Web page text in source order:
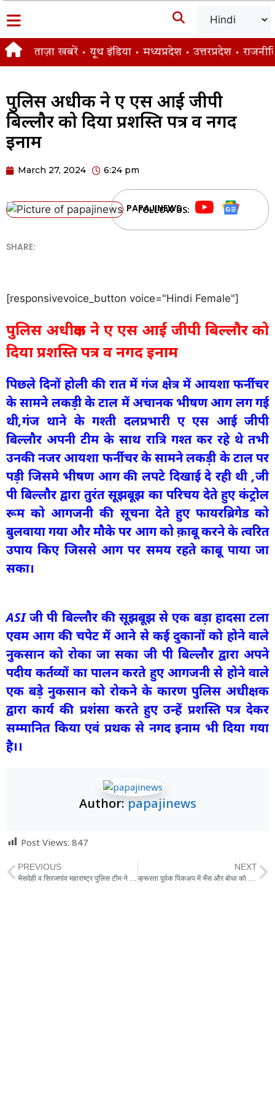
ताज़ा खबरें यूथ इंडिया मध्यप्रदेश उत्तरप्रदेश
पुलिस अधीक्षक ने ए एस आई जीपी
बिल्लौर को दिया प्रशस्ति पत्र व नगद
इनाम
March 27, 2024 6:24 pm
PAPAJINEWS
FOLLOW US:
SHARE:
[responsivevoice_button voice="Hindi Female"]
पुलिस अधीक्षक ने ए एस आई जीपी बिल्लौर को
दिया प्रशस्ति पत्र व नगद इनाम
पिछले दिनों होली की रात में गंज क्षेत्र में आयशा फर्नीचर
के सामने लकड़ी के टाल में अचानक भीषण आग लग गई
थी,गंज थाने के गश्ती दलप्रभारी ए एस आई जीपी
बिल्लौर अपनी टीम के साथ रात्रि गश्त कर रहे थे तभी
उनकी नजर आयशा फर्नीचर के सामने लकड़ी के टाल पर
पड़ी जिसमे भीषण आग की लपटे दिखाई दे रही थी ,जी
पी बिल्लौर द्वारा तुरंत सूझबूझ का परिचय देते हुए कंट्रोल
रूम को आगजनी की सूचना देते हुए फायरब्रिगेड को
बुलवाया गया और मौके पर आग को क़ाबू करने के त्वरित
उपाय किए जिससे आग पर समय रहते काबू पाया जा
सका।
ASI जी पी बिल्लौर की सूझबूझ से एक बड़ा हादसा टला
एवम आग की चपेट में आने से कई दुकानों को होने वाले
नुकसान को रोका जा सका जी पी बिल्लौर द्वारा अपने
पदीय कर्तव्यों का पालन करते हुए आगजनी से होने वाले
एक बड़े नुकसान को रोकने के कारण पुलिस अधीक्षक
द्वारा कार्य की प्रशंसा करते हुए उन्हें प्रशस्ति पत्र देकर
सम्मानित किया एवं प्रथक से नगद इनाम भी दिया गया
है।।
Author:papajinews
Post Views: 847
PREVIOUS
भैसदेही व सिरजगांव महाराष्ट्र पुलिस टीम ने महुआ शराब बनाने के अड्डो को किया नष्ट
NEXT
क्रूरता पूर्वक पिकअप में भैंस और बोधा को महाराष्ट्र ले जाते हुए पुलिस ने पकड़ा